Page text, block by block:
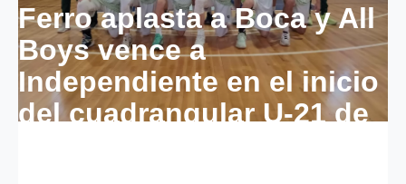
Ferro aplasta a Boca y All
Boys vence a
Independiente en el inicio
del cuadrangular U-21 de